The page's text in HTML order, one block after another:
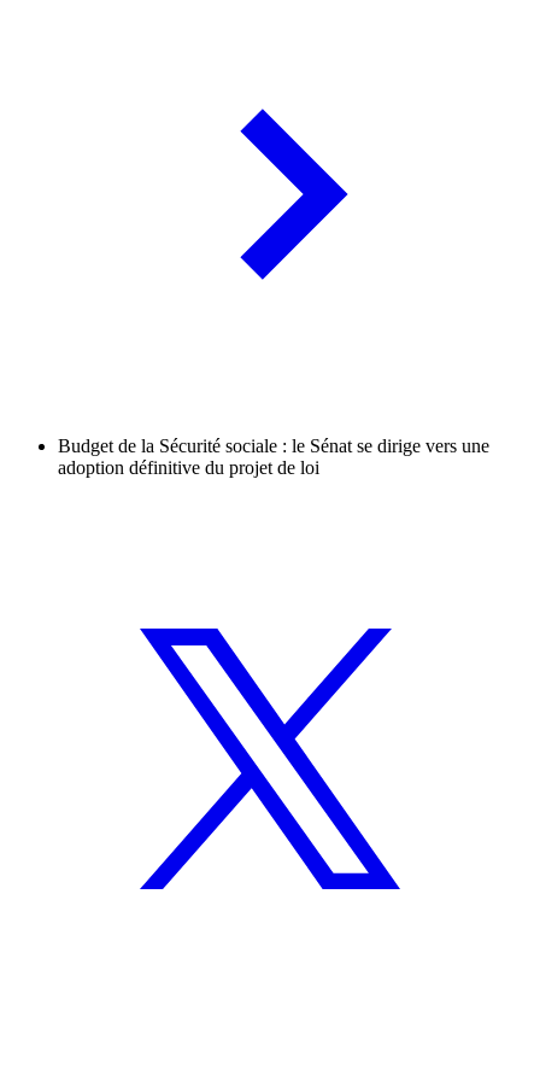
Budget de la Sécurité sociale : le Sénat se dirige vers une
adoption définitive du projet de loi